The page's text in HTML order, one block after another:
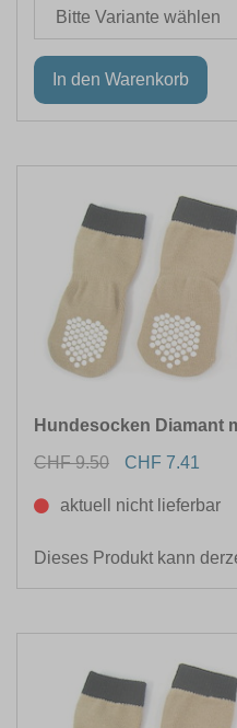
Hundesocken Diamant
CHF 9.50
CHF 7.41
aktuell nicht lieferbar
Dieses Produkt kann